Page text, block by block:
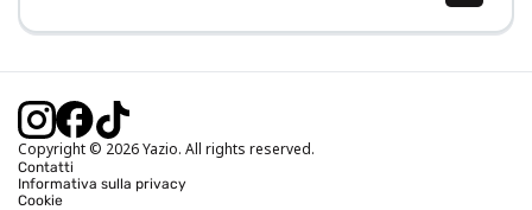
Calcolo BMI (IMC)
Calcolo peso ideale
Calcolo calorie bruciate
Copyright © 2026 Yazio. All rights reserved.
Contatti
Informativa sulla privacy
Cookie